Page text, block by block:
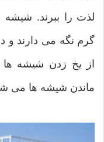
لذت را ببرند.
گرم نگه می دارند و
از یخ زدن شیشه
ماندن شیشه ها می